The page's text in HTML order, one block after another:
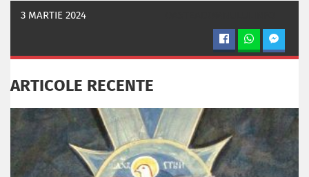
3 MARTIE 2024
ARTICOLE RECENTE